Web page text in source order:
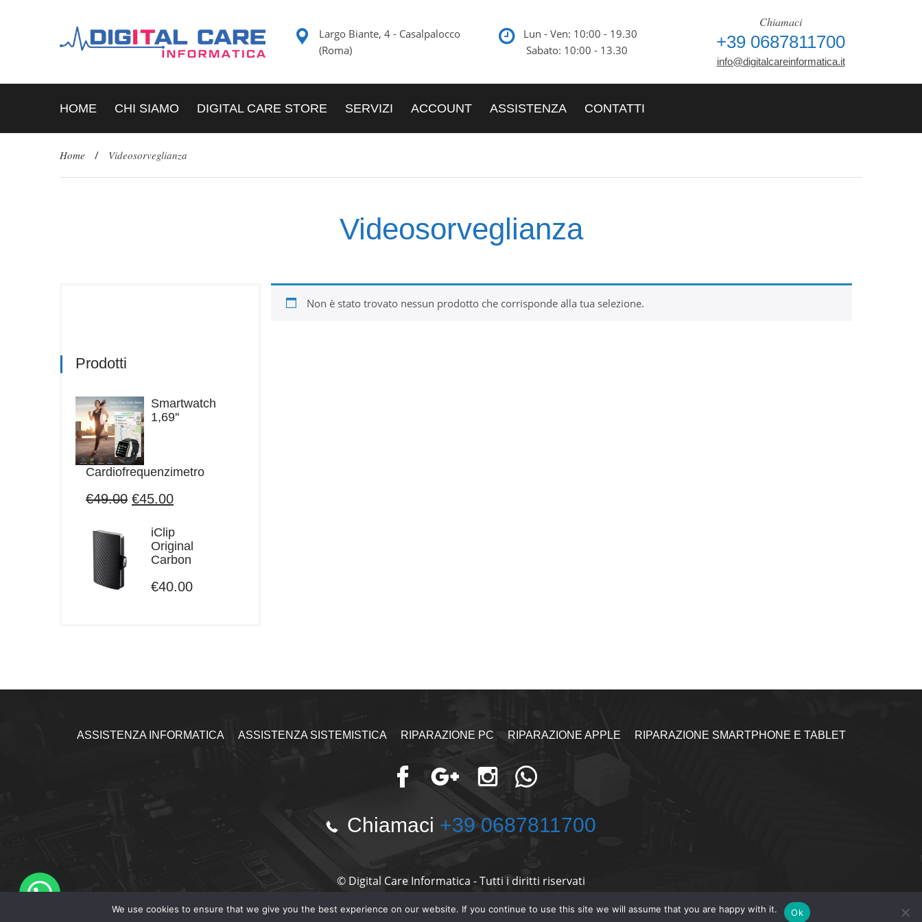
Largo Biante, 4 - Casalpalocco
(Roma)
Lun - Ven: 10:00 - 19.30
Sabato: 10:00 - 13.30
Chiamaci
+39 0687811700
info@digitalcareinformatica.it
HOME CHI SIAMO DIGITAL CARE STORE SERVIZI ACCOUNT ASSISTENZA CONTATTI
Home / Videosorveglianza
Videosorveglianza
Prodotti
Smartwatch
1,69''
Cardiofrequenzimetro
€49.00 Il
originale
era:
€49.00.
€45.00Il
attuale
è:
€45.00.
iClip
Original
Carbon
€40.00
Non è stato trovato nessun prodotto che corrisponde alla tua selezione.
ASSISTENZA INFORMATICA ASSISTENZA SISTEMISTICA RIPARAZIONE PC RIPARAZIONE APPLE RIPARAZIONE SMARTPHONE E TABLET
Chiamaci +39 0687811700
© Digital Care Informatica - Tutti i diritti riservati
We use cookies to ensure that we give you the best experience on our website. If you continue to use this site we will assume that you are happy with it. Ok